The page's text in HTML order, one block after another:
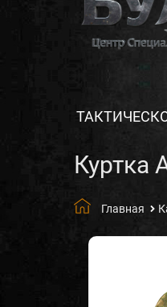
Куртка
Главная